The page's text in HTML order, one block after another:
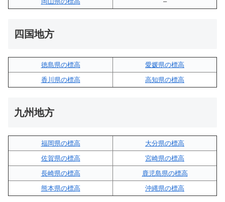
四国地方
徳島県の標高
愛媛県の標高
香川県の標高
高知県の標高
九州地方
福岡県の標高
大分県の標高
佐賀県の標高
宮崎県の標高
長崎県の標高
鹿児島県の標高
熊本県の標高
沖縄県の標高